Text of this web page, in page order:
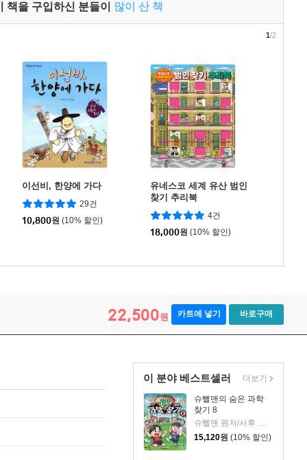
책을 구입하신 분들이 많이 산 책
이선비, 한양에 가다
29건
10,800원 (10% 할인)
유네스코 세계 유산 범인
찾기 추리북
4건
18,000원 (10% 할인)
1/2
22,500원 카트에 넣기 바로구매
이 분야 베스트셀러
슈뻘맨의 숨은 과학
찾기 8
슈뻘맨 원저/서후 글/류수형 그림/샌드박스네트워크,정재형 감수
15,120원 (10% 할인)
더보기